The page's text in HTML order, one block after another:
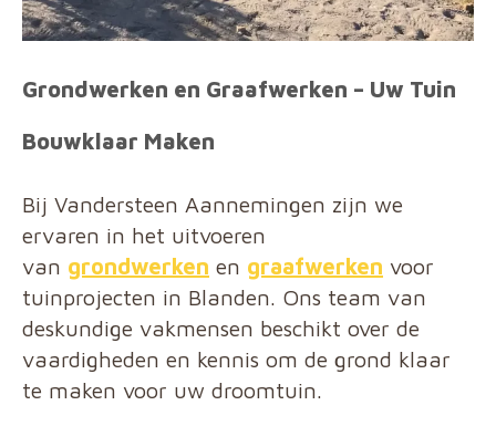
Grondwerken en Graafwerken – Uw Tuin
Bouwklaar Maken
Bij Vandersteen Aannemingen zijn we
ervaren in het uitvoeren
van grondwerken en graafwerken voor
tuinprojecten in Blanden. Ons team van
deskundige vakmensen beschikt over de
vaardigheden en kennis om de grond klaar
te maken voor uw droomtuin.